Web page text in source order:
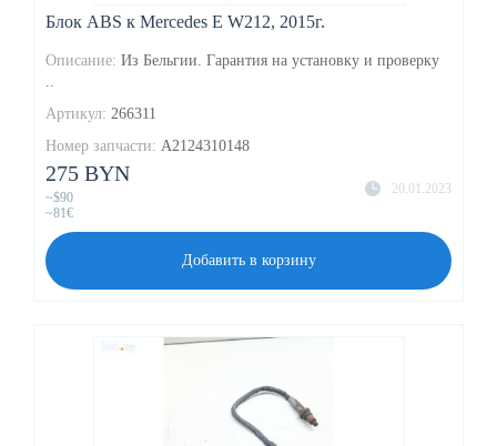
Блок ABS к Mercedes E W212, 2015г.
Описание: Из Бельгии. Гарантия на установку и проверку
Артикул: 266311
Номер запчасти: A2124310148
20.01.2023
275 BYN
~$90
~81€
Добавить в корзину